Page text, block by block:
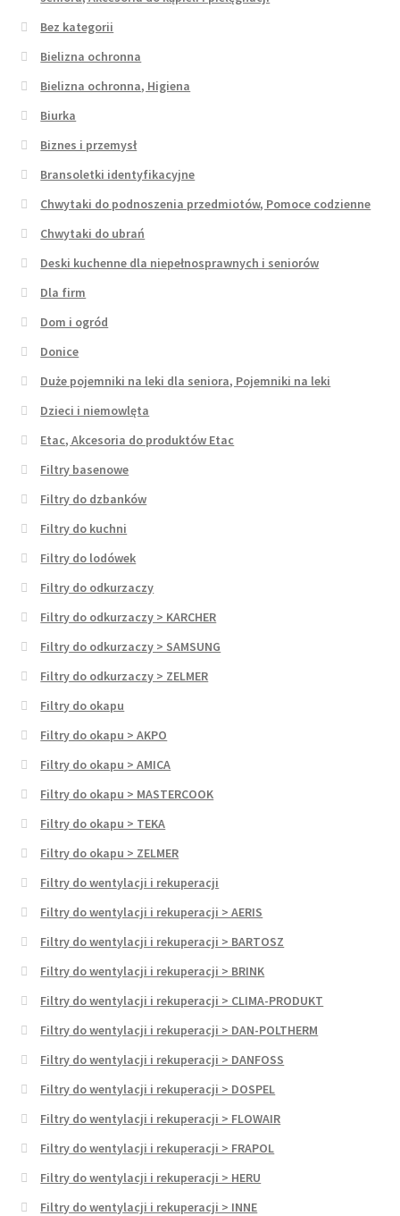
Bez kategorii
Bielizna ochronna
Bielizna ochronna, Higiena
Biurka
Biznes i przemysł
Bransoletki identyfikacyjne
Chwytaki do podnoszenia przedmiotów, Pomoce codzienne
Chwytaki do ubrań
Deski kuchenne dla niepełnosprawnych i seniorów
Dla firm
Dom i ogród
Donice
Duże pojemniki na leki dla seniora, Pojemniki na leki
Dzieci i niemowlęta
Etac, Akcesoria do produktów Etac
Filtry basenowe
Filtry do dzbanków
Filtry do kuchni
Filtry do lodówek
Filtry do odkurzaczy
Filtry do odkurzaczy > KARCHER
Filtry do odkurzaczy > SAMSUNG
Filtry do odkurzaczy > ZELMER
Filtry do okapu
Filtry do okapu > AKPO
Filtry do okapu > AMICA
Filtry do okapu > MASTERCOOK
Filtry do okapu > TEKA
Filtry do okapu > ZELMER
Filtry do wentylacji i rekuperacji
Filtry do wentylacji i rekuperacji > AERIS
Filtry do wentylacji i rekuperacji > BARTOSZ
Filtry do wentylacji i rekuperacji > BRINK
Filtry do wentylacji i rekuperacji > CLIMA-PRODUKT
Filtry do wentylacji i rekuperacji > DAN-POLTHERM
Filtry do wentylacji i rekuperacji > DANFOSS
Filtry do wentylacji i rekuperacji > DOSPEL
Filtry do wentylacji i rekuperacji > FLOWAIR
Filtry do wentylacji i rekuperacji > FRAPOL
Filtry do wentylacji i rekuperacji > HERU
Filtry do wentylacji i rekuperacji > INNE